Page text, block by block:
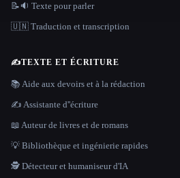
📝🔉 Texte pour parler
🇺🇳 Traduction et transcription
✍️TEXTE ET ÉCRITURE
📚 Aide aux devoirs et à la rédaction
✍️ Assistante d''écriture
📖 Auteur de livres et de romans
💡 Bibliothèque et ingénierie rapides
🕵️ Détecteur et humaniseur d'IA